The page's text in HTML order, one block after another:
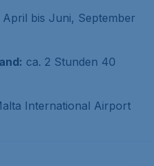
April bis Juni, September
ca. 2 Stunden 40
International Airport